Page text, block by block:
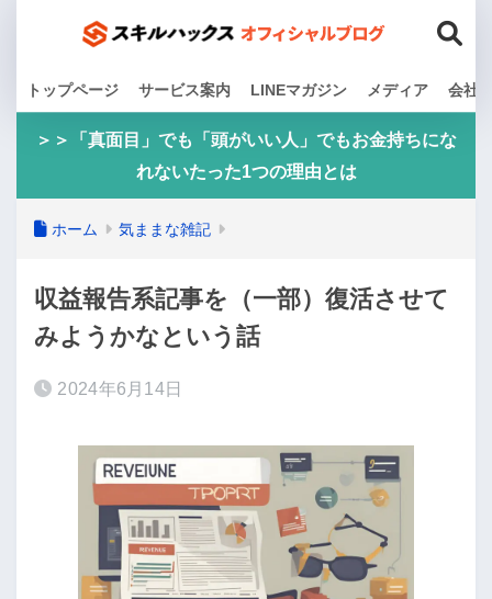
トップページ サービス案内 LINEマガジン メディア 会社
＞＞「真面目」でも「頭がいい人」でもお金持ちにな
れないたった1つの理由とは
ホーム 気ままな雑記
収益報告系記事を（一部）復活させて
みようかなという話
2024年6月14日